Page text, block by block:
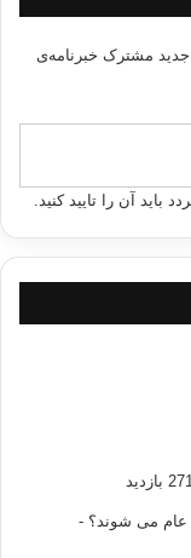
مشترک خبرنامه‌ی
آن را تایید کنید.
عام می شوند؟ -